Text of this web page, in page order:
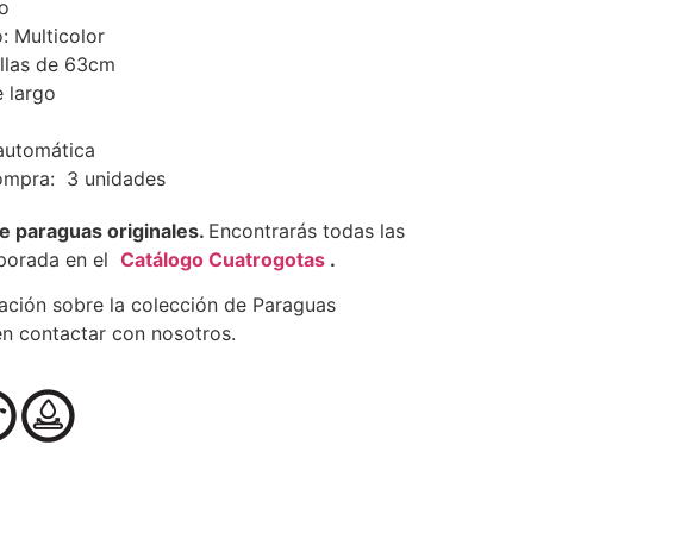
Multicolor
de 63cm
largo
3 unidades
paraguas originales. Encontrarás todas las
en el Catálogo Cuatrogotas .
sobre la colección de Paraguas
contactar con nosotros.